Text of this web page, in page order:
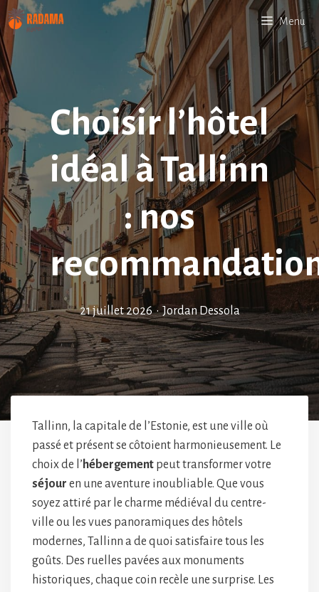
Aller
au
contenu
Menu
Choisir l’hôtel
idéal à Tallinn
: nos
21 juillet 2026 • Jordan Dessola
Tallinn, la capitale de l’Estonie, est une ville où
passé et présent se côtoient harmonieusement. Le
choix de l’ hébergement peut transformer votre
séjour en une aventure inoubliable. Que vous
soyez attiré par le charme médiéval du centre-
ville ou les vues panoramiques des hôtels
modernes, Tallinn a de quoi satisfaire tous les
goûts. Des ruelles pavées aux monuments
historiques, chaque coin recèle une surprise. Les